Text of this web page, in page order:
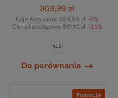
369,99 zł
Najniższa cena: 399,99 zł -7%
Cena katalogowa:519,99 zł -29%
42.5
Do porównania
Promocja